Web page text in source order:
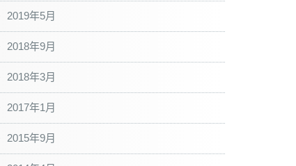
2019年5月
2018年9月
2018年3月
2017年1月
2015年9月